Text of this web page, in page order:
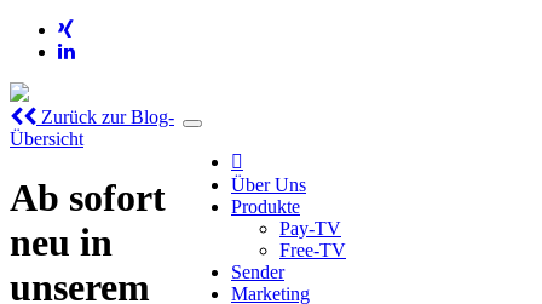

Über Uns
Produkte
Pay-TV
Free-TV
Sender
Marketing
Zurück zur Blog-
Übersicht
Ab sofort
neu in
unserem